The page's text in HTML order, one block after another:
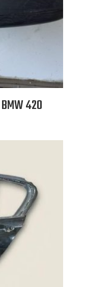
420